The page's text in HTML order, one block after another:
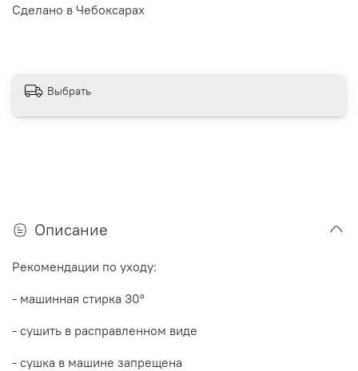
Сделано в Чебоксарах
Выбрать
Описание
Рекомендации по уходу:
- машинная стирка 30°
- сушить в расправленном виде
- сушка в машине запрещена